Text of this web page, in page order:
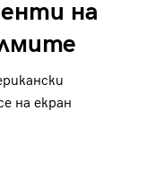
на
на екран